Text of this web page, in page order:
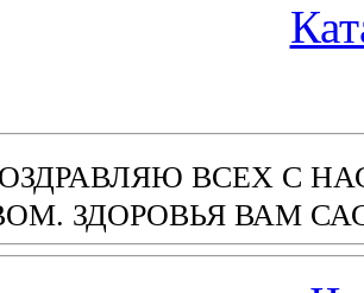
ВСЕХ С
ЗДОРОВЬЯ ВАМ